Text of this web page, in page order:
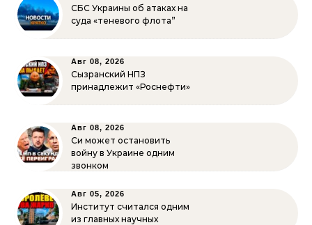
СБС Украины об атаках на
суда «теневого флота”
Авг 08, 2026
Сызранский НПЗ
принадлежит «Роснефти»
Авг 08, 2026
Си может остановить
войну в Украине одним
звонком
Авг 05, 2026
Институт считался одним
из главных научных